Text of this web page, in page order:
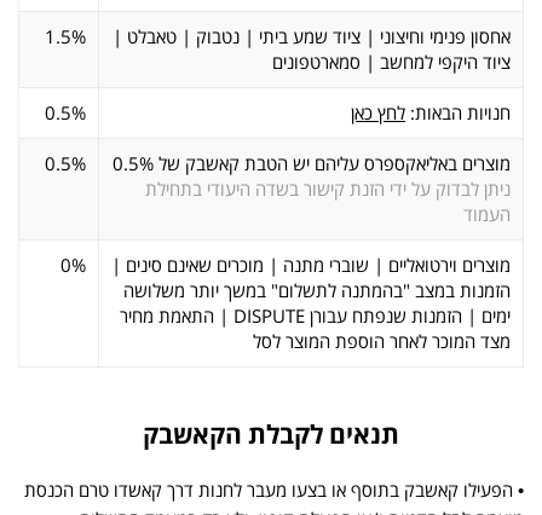
אחסון פנימי וחיצוני | ציוד שמע ביתי | נטבוק | טאבלט |
ציוד היקפי למחשב | סמארטפונים
1.5%
חנויות הבאות: לחץ כאן 0.5%
מוצרים באליאקספרס עליהם יש הטבת קאשבק של 0.5%
ניתן לבדוק על ידי הזנת קישור בשדה היעודי בתחילת
העמוד
0.5%
מוצרים וירטואליים | שוברי מתנה | מוכרים שאינם סינים |
הזמנות במצב "בהמתנה לתשלום" במשך יותר משלושה
ימים | הזמנות שנפתח עבורן DISPUTE | התאמת מחיר
מצד המוכר לאחר הוספת המוצר לסל
0%
תנאים לקבלת הקאשבק
• הפעילו קאשבק בתוסף או בצעו מעבר לחנות דרך קאשדו טרם הכנסת